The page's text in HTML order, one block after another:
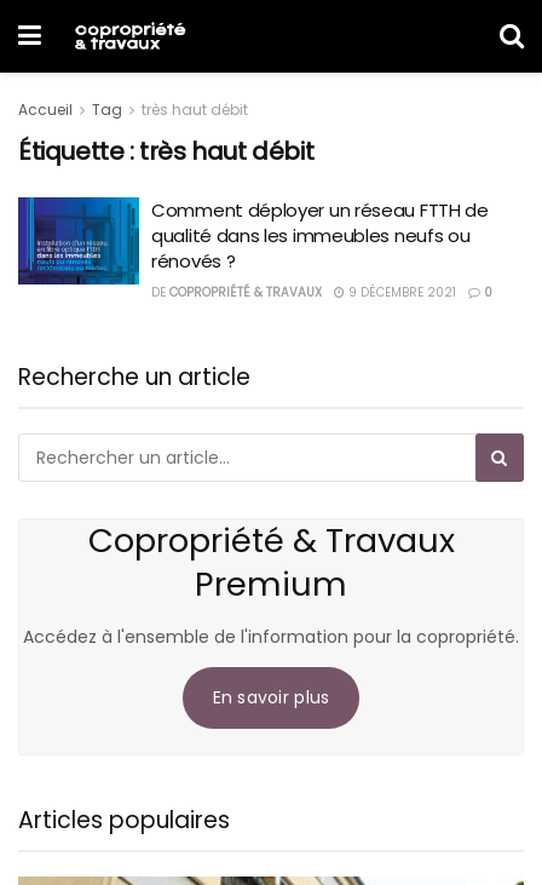
Accueil Tag très haut débit
Étiquette :très haut débit
Comment déployer un réseau FTTH de
qualité dans les immeubles neufs ou
rénovés ?
DE COPROPRIÉTÉ & TRAVAUX 9 DÉCEMBRE 2021 0
Recherche un article
Copropriété & Travaux
Premium
Accédez à l'ensemble de l'information pour la copropriété.
En savoir plus
Articles populaires